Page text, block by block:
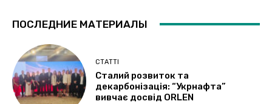
ПОСЛЕДНИЕ МАТЕРИАЛЫ
СТАТТІ
Сталий розвиток та
декарбонізація: “Укрнафта”
вивчає досвід ORLEN